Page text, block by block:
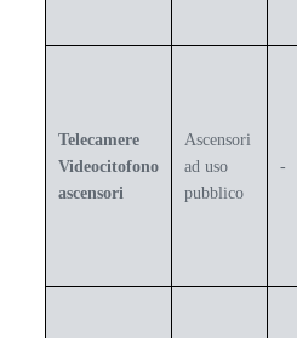
Telecamere
Videocitofono
ascensori
Ascensori
ad uso
pubblico
-